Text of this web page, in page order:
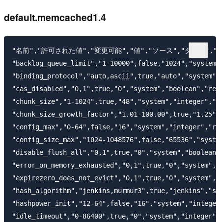
default.memcached1.4
"名前","許可された値","変更可能","値","ソース","タイプ","
"backlog_queue_limit","1-
"chunk_size","1-
"chunk_size_growth_factor","1.01-
"config_max","0-
"config_size_max","1024-
"hashpower_init","12-
"idle_timeout","0-